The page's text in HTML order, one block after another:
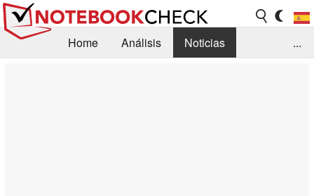
Home Análisis
Noticias
...